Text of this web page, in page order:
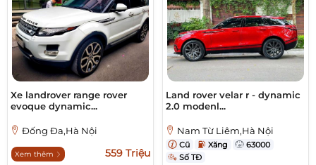
Xe landrover range rover
evoque dynamic...
Đống Đa,Hà Nội
Xem thêm 559 Triệu
Land rover velar r - dynamic
2.0 modenl...
Nam Từ Liêm,Hà Nội
Cũ Xăng
63000
Số TĐ